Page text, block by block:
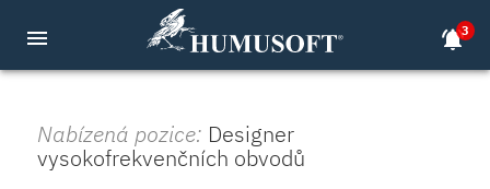
menu notifications_active3
Nabízená pozice: Designer
vysokofrekvenčních obvodů